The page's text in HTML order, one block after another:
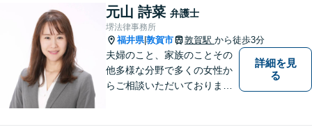
実績があります。まずはお気
軽にお問い合わせください。
元山 詩菜 弁護士
堺法律事務所
福井県|敦賀市 敦賀駅 から徒歩3分
夫婦のこと、家族のことその
他多様な分野で多くの女性か
らご相談いただいておりま
詳細を見
る